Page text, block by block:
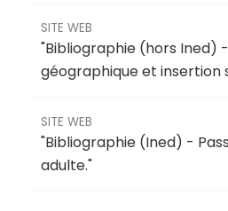
SITE WEB
"Bibliographie (hors Ined)
géographique et insertion
SITE WEB
"Bibliographie (Ined) -
adulte."